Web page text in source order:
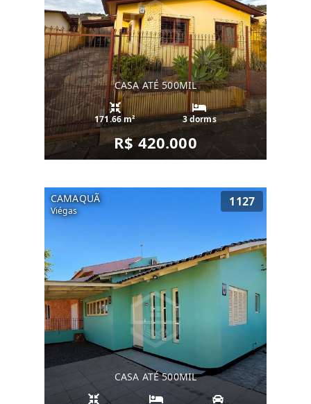
CASA ATÉ 500MIL
171.66 m² 3 dorms
R$ 420.000
CAMAQUÃ
Viégas
1127
CASA ATÉ 500MIL